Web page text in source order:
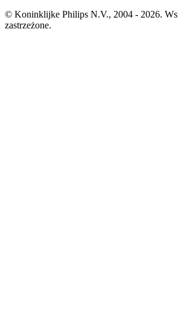
© Koninklijke Philips N.V., 2004 - 2026.
zastrzeżone.